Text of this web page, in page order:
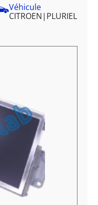
Véhicule
CITROEN| PLURIEL